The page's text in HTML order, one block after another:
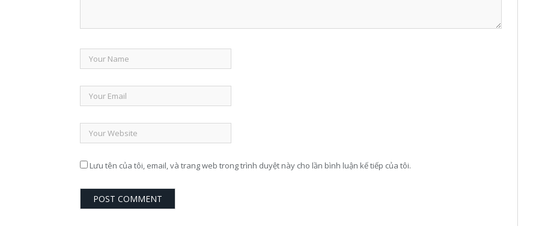
Lưu tên của tôi, email, và trang web trong trình duyệt này cho lần bình luận kế tiếp của tôi.